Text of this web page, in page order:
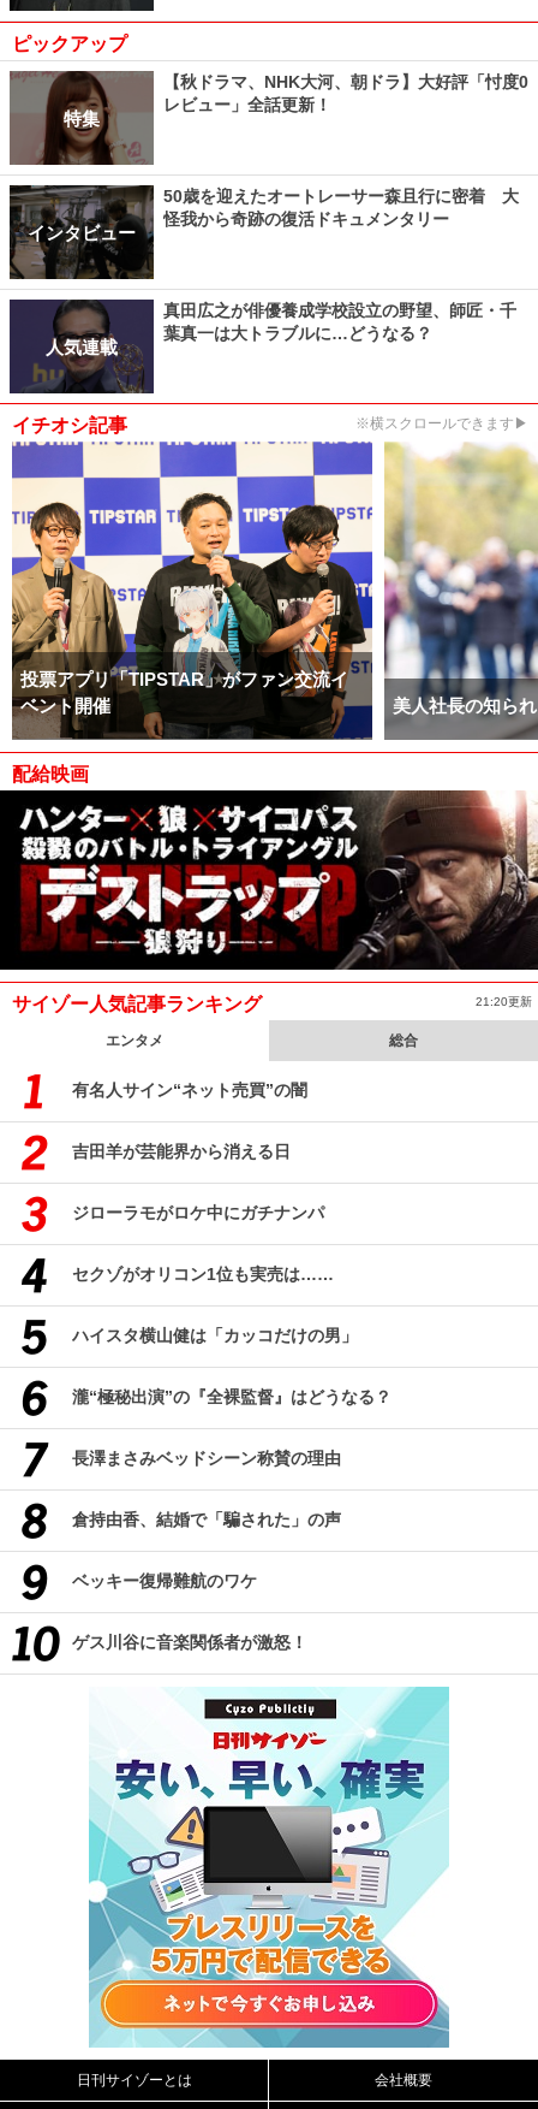
ピックアップ
特集
【秋ドラマ、NHK大河、朝ドラ】大好評「忖度0
レビュー」全話更新！
インタビュー
50歳を迎えたオートレーサー森且行に密着 大
怪我から奇跡の復活ドキュメンタリー
人気連載
真田広之が俳優養成学校設立の野望、師匠・千
葉真一は大トラブルに…どうなる？
イチオシ記事 ※横スクロールできます▶
投票アプリ「TIPSTAR」がファン交流イ
ベント開催
美人社長の知ら
配給映画
サイゾー人気記事ランキング 21:20更新
エンタメ 総合
有名人サイン“ネット売買”の闇
吉田羊が芸能界から消える日
ジローラモがロケ中にガチナンパ
セクゾがオリコン1位も実売は……
ハイスタ横山健は「カッコだけの男」
瀧“極秘出演”の『全裸監督』はどうなる？
長澤まさみベッドシーン称賛の理由
倉持由香、結婚で「騙された」の声
ベッキー復帰難航のワケ
ゲス川谷に音楽関係者が激怒！
日刊サイゾーとは 会社概要